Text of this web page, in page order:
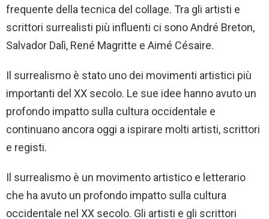
frequente della tecnica del collage. Tra gli artisti e
scrittori surrealisti più influenti ci sono André Breton,
Salvador Dalì, René Magritte e Aimé Césaire.
Il surrealismo è stato uno dei movimenti artistici più
importanti del XX secolo. Le sue idee hanno avuto un
profondo impatto sulla cultura occidentale e
continuano ancora oggi a ispirare molti artisti, scrittori
e registi.
Il surrealismo è un movimento artistico e letterario
che ha avuto un profondo impatto sulla cultura
occidentale nel XX secolo. Gli artisti e gli scrittori